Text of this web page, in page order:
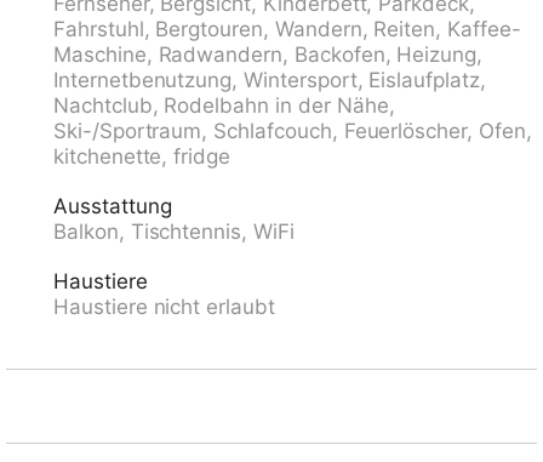
Im Winter bitte Schneeketten mitbringen, im Winter
4x4 empfohlen. Parkplatz (beschränkte Anzahl, extra)
beim Haus, Gemeinschaftsgarage (extra), öffentliches
Parkhaus in 800 m. Einkaufsgeschäft 500 m,
Bushaltestelle "Arosa, Rathaus" 400 m, Bahnstation
"Arosa" 1 km. Skisportanlagen, Skipisten, Schlittelbahn
500 m. Hauslieferdienst möglich. Schöne
beschränkte Anzahl Parkmöglichkeiten! Parkplatz oder
Garagenplatz müssen zwingend vorgängig beim
5.00/Tag, überdachter Parkplatz CHF 8.00/Tag,
Garagenplatz CHF 16.00/Tag, zahlbar vor Ort.
Fahrstuhl, Bergtouren, Wandern, Reiten, Kaffee-
Maschine, Radwandern, Backofen, Heizung,
Internetbenutzung, Wintersport, Eislaufplatz,
Nachtclub, Rodelbahn in der Nähe,
Ski-/Sportraum, Schlafcouch, Feuerlöscher, Ofen,
kitchenette, fridge
Ausstattung
Balkon, Tischtennis, WiFi
Haustiere
Haustiere nicht erlaubt